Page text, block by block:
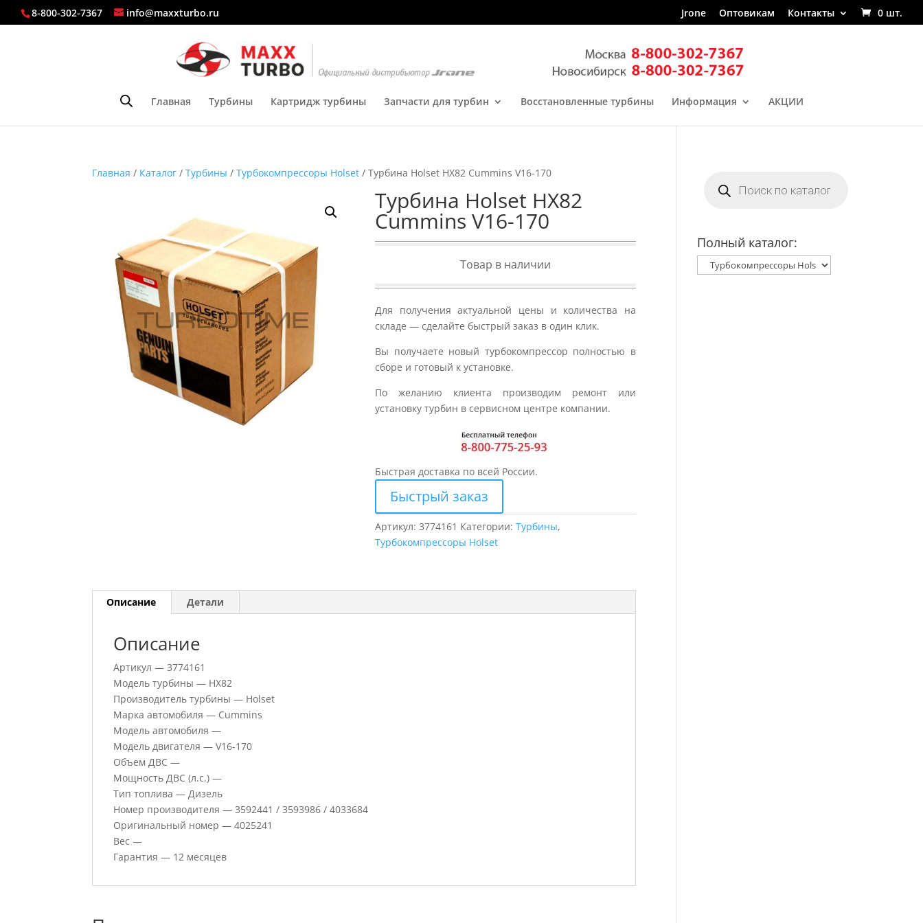
8-800-302-7367 info@maxxturbo.ru Jrone Оптовикам Контакты 0 шт.
Главная Турбины Картридж турбины Запчасти для турбин Восстановленные турбины Информация АКЦИИ
Главная / Каталог /Турбины /Турбокомпрессоры Holset / Турбина Holset HX82 Cummins V16-170
Турбина Holset HX82
Cummins V16-170
Товар в наличии
Для получения актуальной цены и количества на
складе — сделайте быстрый заказ в один клик.
Вы получаете новый турбокомпрессор полностью в
сборе и готовый к установке.
По желанию клиента производим ремонт или
установку турбин в сервисном центре компании.
Быстрая доставка по всей России.
Быстрый заказ
Артикул:3774161 Категории:Турбины,
Турбокомпрессоры Holset
Описание Детали
Описание
Артикул — 3774161
Модель турбины — HX82
Производитель турбины — Holset
Марка автомобиля — Cummins
Модель автомобиля —
Модель двигателя — V16-170
Объем ДВС —
Мощность ДВС (л.с.) —
Тип топлива — Дизель
Номер производителя — 3592441 / 3593986 / 4033684
Оригинальный номер — 4025241
Вес —
Гарантия — 12 месяцев
товаров
Полный каталог: